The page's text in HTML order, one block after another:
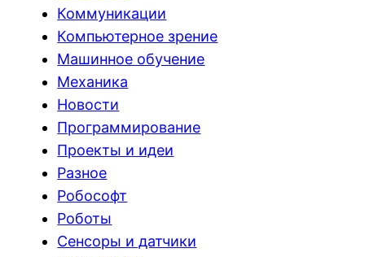
Коммуникации
Компьютерное зрение
Машинное обучение
Механика
Новости
Программирование
Проекты и идеи
Разное
Робософт
Роботы
Сенсоры и датчики